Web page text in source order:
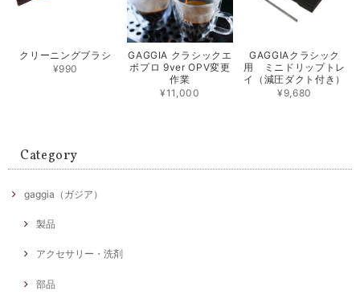
クリーニングブラシ
¥990
GAGGIA クラシックエ
ボプロ 9ver OPV変更
作業
¥11,000
GAGGIAクラシック
用 ミニドリップトレ
イ（減圧ダクト付き）
¥9,680
Category
gaggia（ガジア）
製品
アクセサリー・洗剤
部品